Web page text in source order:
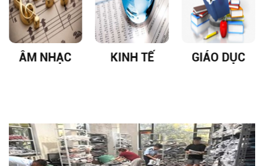
ÂM NHẠC KINH TẾ GIÁO DỤC